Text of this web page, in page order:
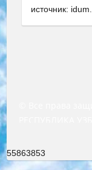
источник:
55863853